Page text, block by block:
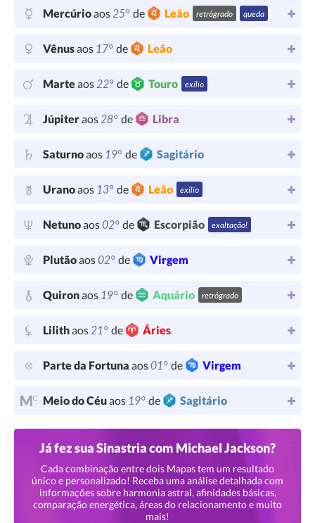
Mercúrioaos25° de Leão retrógrado queda
Vênusaos 17° de Leão
Marteaos22° de Touro exílio
Júpiteraos28° de Libra
Saturnoaos 19° de Sagitário
Uranoaos 13° de Leão exílio
Netunoaos02° de Escorpião exaltação!
Plutãoaos02° de Virgem
Quironaos 19° de Aquário retrógrado
Lilithaos21° de Áries
Parte da Fortuna aos01° de Virgem
Meio do Céuaos 19° de Sagitário
Já fez sua Sinastria com Michael Jackson?
Cada combinação entre dois Mapas tem um resultado
único e personalizado! Receba uma análise detalhada com
informações sobre harmonia astral, afinidades básicas,
comparação energética, áreas do relacionamento e muito
mais!